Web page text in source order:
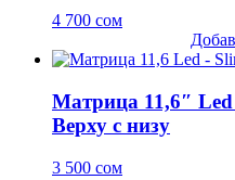
4 700 сом
Матрица 11,6″
Верху с низу
3 500 сом